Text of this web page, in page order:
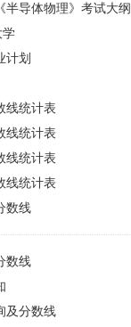
半导体物理》考试大纲
学
计划
线统计表
线统计表
线统计表
线统计表
数线
数线
及分数线